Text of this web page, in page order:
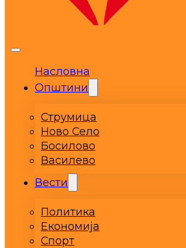
Насловна
Општини
Струмица
Ново Село
Босилово
Василево
Вести
Политика
Економија
Спорт